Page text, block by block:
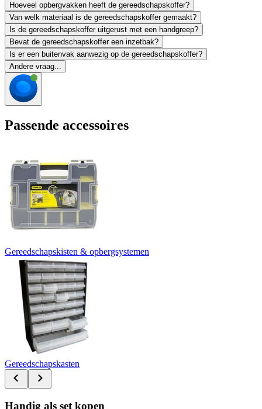
Hoeveel opbergvakken heeft de gereedschapskoffer?
Van welk materiaal is de gereedschapskoffer gemaakt?
Is de gereedschapskoffer uitgerust met een handgreep?
Bevat de gereedschapskoffer een inzetbak?
Is er een buitenvak aanwezig op de gereedschapskoffer?
Andere vraag...
Passende accessoires
Gereedschapskisten & opbergsystemen
Gereedschapskasten
Handig als set kopen